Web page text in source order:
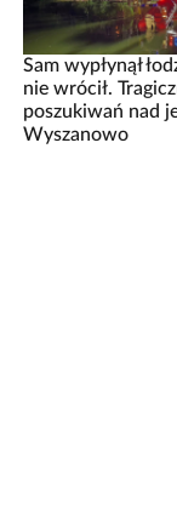
Sam wypłynął
nie wrócił.
poszukiwań nad
Wyszanowo